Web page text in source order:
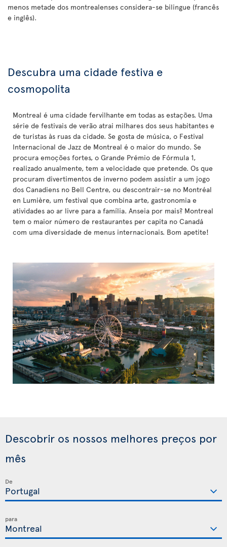
menos metade dos montrealenses considera-se bilingue (francês
e inglês).
Descubra uma cidade festiva e
cosmopolita
Montreal é uma cidade fervilhante em todas as estações. Uma
série de festivais de verão atrai milhares dos seus habitantes e
de turistas às ruas da cidade. Se gosta de música, o Festival
Internacional de Jazz de Montreal é o maior do mundo. Se
procura emoções fortes, o Grande Prémio de Fórmula 1,
realizado anualmente, tem a velocidade que pretende. Os que
procuram divertimentos de inverno podem assistir a um jogo
dos Canadiens no Bell Centre, ou descontrair-se no Montréal
en Lumière, um festival que combina arte, gastronomia e
atividades ao ar livre para a família. Anseia por mais? Montreal
tem o maior número de restaurantes per capita no Canadá
com uma diversidade de menus internacionais. Bom apetite!
Descobrir os nossos melhores preços por
mês
De
para